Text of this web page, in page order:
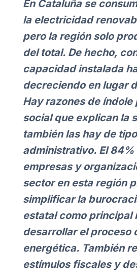
En Cataluña se
la electricidad
pero la región solo
del total. De hecho,
capacidad instalada
decreciendo en lugar
Hay razones de índole
social que explican la
también las hay de tipo
administrativo. El 84%
empresas y
sector en esta región
simplificar la
estatal como principal
desarrollar el proceso
energética. También
estímulos fiscales y